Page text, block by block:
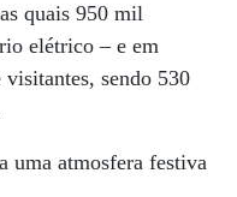
quais 950 mil
elétrico – e em
sendo 530
uma atmosfera festiva